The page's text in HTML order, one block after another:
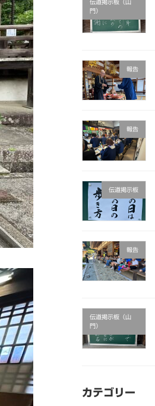
伝道掲示板（山
門）
報告
報告
伝道掲示板
報告
伝道掲示板（山
門）
カテゴリー